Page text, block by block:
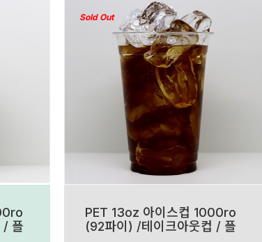
CAN 캔시머 캔실링기
/ 플
PET 13oz 아이스컵 1000ro
(92파이) /테이크아웃컵 / 플
Sold Out